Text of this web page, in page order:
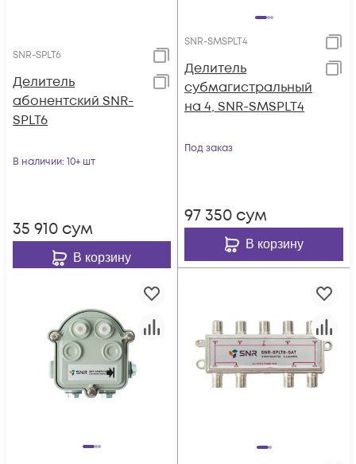
SNR-SPLT6
Делитель
абонентский SNR-
SPLT6
В наличии: 10+ шт
35 910 сум
В корзину
SNR-SMSPLT4
Делитель
субмагистральный
на 4, SNR-SMSPLT4
Под заказ
97 350 сум
В корзину